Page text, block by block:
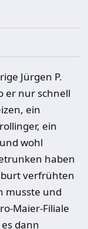
Jürgen P.
er nur schnell
ein
ein
wohl
haben
verfrühten
musste und
Maier-Filiale
dann